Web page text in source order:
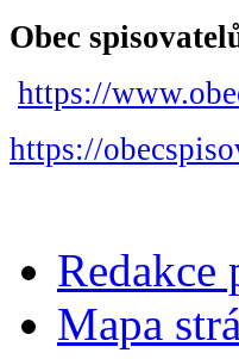
Obec
https://
https://
Redakce
Mapa